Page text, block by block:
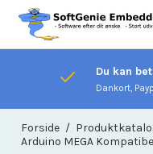
Du kan
Dankort,
Forside /
Arduino MEGA